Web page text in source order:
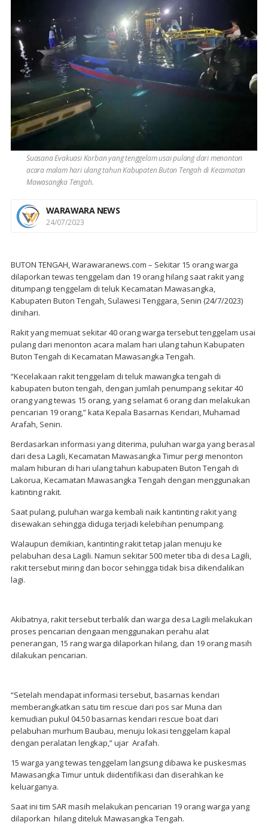
Suasana Evakuasi Korban yang tenggelam usai pulang dari menonton
acara malam hari ulang tahun Kabupaten Buton Tengah di Kecamatan
Mawasangka Tengah.
WARAWARA NEWS
24/07/2023
BUTON TENGAH, Warawaranews.com – Sekitar 15 orang warga
dilaporkan tewas tenggelam dan 19 orang hilang saat rakit yang
ditumpangi tenggelam di teluk Kecamatan Mawasangka,
Kabupaten Buton Tengah, Sulawesi Tenggara, Senin (24/7/2023)
dinihari.
Rakit yang memuat sekitar 40 orang warga tersebut tenggelam usai
pulang dari menonton acara malam hari ulang tahun Kabupaten
Buton Tengah di Kecamatan Mawasangka Tengah.
“Kecelakaan rakit tenggelam di teluk mawangka tengah di
kabupaten buton tengah, dengan jumlah penumpang sekitar 40
orang yang tewas 15 orang, yang selamat 6 orang dan melakukan
pencarian 19 orang,” kata Kepala Basarnas Kendari, Muhamad
Arafah, Senin.
Berdasarkan informasi yang diterima, puluhan warga yang berasal
dari desa Lagili, Kecamatan Mawasangka Timur pergi menonton
malam hiburan di hari ulang tahun kabupaten Buton Tengah di
Lakorua, Kecamatan Mawasangka Tengah dengan menggunakan
katinting rakit.
Saat pulang, puluhan warga kembali naik kantinting rakit yang
disewakan sehingga diduga terjadi kelebihan penumpang.
Walaupun demikian, kantinting rakit tetap jalan menuju ke
pelabuhan desa Lagili. Namun sekitar 500 meter tiba di desa Lagili,
rakit tersebut miring dan bocor sehingga tidak bisa dikendalikan
lagi.
Akibatnya, rakit tersebut terbalik dan warga desa Lagili melakukan
proses pencarian dengaan menggunakan perahu alat
penerangan, 15 rang warga dilaporkan hilang, dan 19 orang masih
dilakukan pencarian.
“Setelah mendapat informasi tersebut, basarnas kendari
memberangkatkan satu tim rescue dari pos sar Muna dan
kemudian pukul 04.50 basarnas kendari rescue boat dari
pelabuhan murhum Baubau, menuju lokasi tenggelam kapal
dengan peralatan lengkap,” ujar Arafah.
15 warga yang tewas tenggelam langsung dibawa ke puskesmas
Mawasangka Timur untuk diidentifikasi dan diserahkan ke
keluarganya.
Saat ini tim SAR masih melakukan pencarian 19 orang warga yang
dilaporkan hilang diteluk Mawasangka Tengah.